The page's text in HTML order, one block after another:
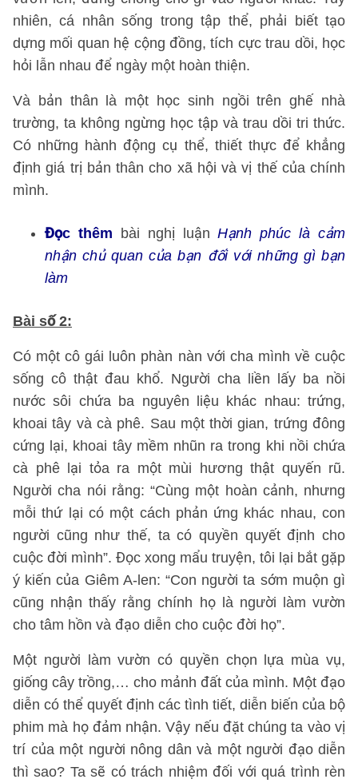
nhiên, cá nhân sống trong tập thể, phải biết tạo
dựng mối quan hệ cộng đồng, tích cực trau dồi, học
hỏi lẫn nhau để ngày một hoàn thiện.
Và bản thân là một học sinh ngồi trên ghế nhà
trường, ta không ngừng học tập và trau dồi tri thức.
Có những hành động cụ thể, thiết thực để khẳng
định giá trị bản thân cho xã hội và vị thế của chính
mình.
Đọc thêm bài nghị luậnHạnh phúc là cảm
nhận chủ quan của bạn đối với những gì bạn
làm
Bài số 2:
Có một cô gái luôn phàn nàn với cha mình về cuộc
sống cô thật đau khổ. Người cha liền lấy ba nồi
nước sôi chứa ba nguyên liệu khác nhau: trứng,
khoai tây và cà phê. Sau một thời gian, trứng đông
cứng lại, khoai tây mềm nhũn ra trong khi nồi chứa
cà phê lại tỏa ra một mùi hương thật quyến rũ.
Người cha nói rằng: “Cùng một hoàn cảnh, nhưng
mỗi thứ lại có một cách phản ứng khác nhau, con
người cũng như thế, ta có quyền quyết định cho
cuộc đời mình”. Đọc xong mẩu truyện, tôi lại bắt gặp
ý kiến của Giêm A-len: “Con người ta sớm muộn gì
cũng nhận thấy rằng chính họ là người làm vườn
cho tâm hồn và đạo diễn cho cuộc đời họ”.
Một người làm vườn có quyền chọn lựa mùa vụ,
giống cây trồng,… cho mảnh đất của mình. Một đạo
diễn có thể quyết định các tình tiết, diễn biến của bộ
phim mà họ đảm nhận. Vậy nếu đặt chúng ta vào vị
trí của một người nông dân và một người đạo diễn
thì sao? Ta sẽ có trách nhiệm đối với quá trình rèn